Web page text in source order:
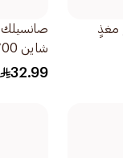
مغذٍ
شاين 700مل
32.99